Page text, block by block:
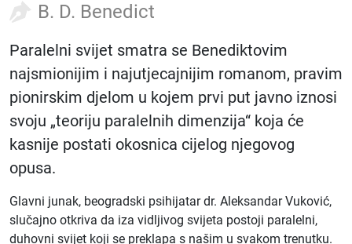
B. D. Benedict
Paralelni svijet smatra se Benediktovim
najsmionijim i najutjecajnijim romanom, pravim
pionirskim djelom u kojem prvi put javno iznosi
svoju „teoriju paralelnih dimenzija“ koja će
kasnije postati okosnica cijelog njegovog
opusa.
Glavni junak, beogradski psihijatar dr. Aleksandar Vuković,
slučajno otkriva da iza vidljivog svijeta postoji paralelni,
duhovni svijet koji se preklapa s našim u svakom trenutku.